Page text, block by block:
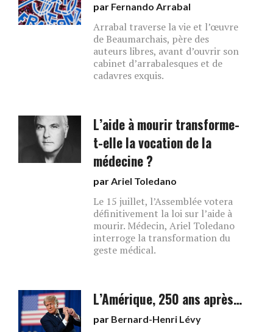
par Fernando Arrabal
Arrabal traverse la vie et l’œuvre
de Beaumarchais, père des
auteurs libres, avant d’ouvrir son
cabinet d’arrabalesques et de
cadavres exquis.
L’aide à mourir transforme-
t-elle la vocation de la
médecine ?
parAriel Toledano
Le 15 juillet, l’Assemblée votera
définitivement la loi sur l’aide à
mourir. Médecin, Ariel Toledano
interroge la transformation du
geste médical.
L’Amérique, 250 ans après…
par Bernard-Henri Lévy